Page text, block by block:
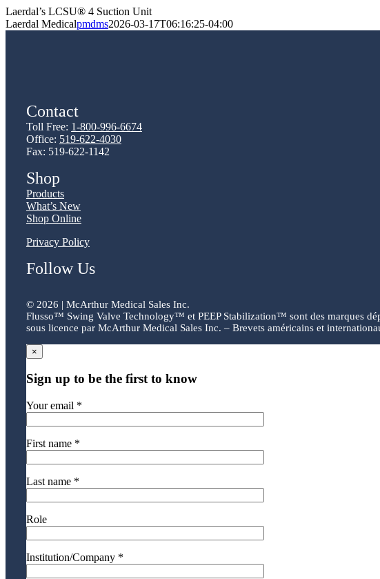
Laerdal’s LCSU® 4 Suction Unit
Laerdal Medicalpmdms2026-03-17T06:16:25-04:00
Contact
Toll Free: 1-800-996-6674
Office: 519-622-4030
Fax: 519-622-1142
Shop
Products
What’s New
Shop Online
Privacy Policy
Follow Us
© 2026 | McArthur Medical Sales Inc.
Flusso™ Swing Valve Technology™ et PEEP Stabilization™ sont des marques
sous licence par McArthur Medical Sales Inc. – Brevets américains et
×
Sign up to be the first to know
Your email *
First name *
Last name *
Role
Institution/Company *